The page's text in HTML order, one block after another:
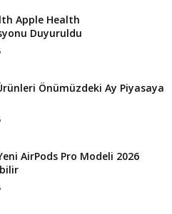
Apple Health
Duyuruldu
Önümüzdeki Ay Piyasaya
AirPods Pro Modeli 2026